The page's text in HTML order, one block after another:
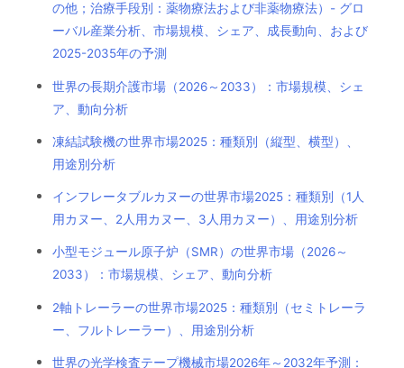
の他；治療手段別：薬物療法および非薬物療法）- グロ
ーバル産業分析、市場規模、シェア、成長動向、および
2025-2035年の予測
世界の長期介護市場（2026～2033）：市場規模、シェ
ア、動向分析
凍結試験機の世界市場2025：種類別（縦型、横型）、
用途別分析
インフレータブルカヌーの世界市場2025：種類別（1人
用カヌー、2人用カヌー、3人用カヌー）、用途別分析
小型モジュール原子炉（SMR）の世界市場（2026～
2033）：市場規模、シェア、動向分析
2軸トレーラーの世界市場2025：種類別（セミトレーラ
ー、フルトレーラー）、用途別分析
世界の光学検査テープ機械市場2026年～2032年予測：